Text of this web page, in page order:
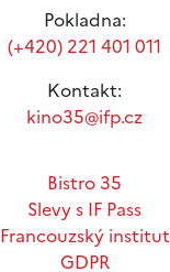
Pokladna:
(+420) 221 401 011
Kontakt:
kino35@ifp.cz
Bistro 35
Slevy s IF Pass
Francouzský institut
GDPR